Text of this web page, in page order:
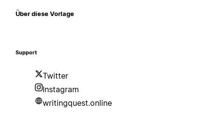
Über diese Vorlage
Support
Twitter
Instagram
writingquest.online